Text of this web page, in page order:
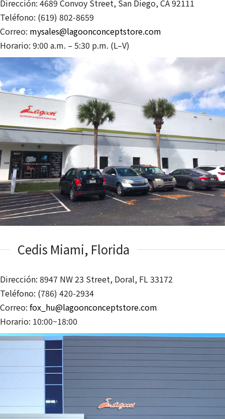
Dirección: 4689 Convoy Street, San Diego, CA 92111
Teléfono: (619) 802-8659
Correo: mysales@lagoonconceptstore.com
Horario: 9:00 a.m. – 5:30 p.m. (L–V)
Cedis Miami, Florida
Dirección: 8947 NW 23 Street, Doral, FL 33172
Teléfono: (786) 420-2934
Correo: fox_hu@lagoonconceptstore.com
Horario: 10:00~18:00